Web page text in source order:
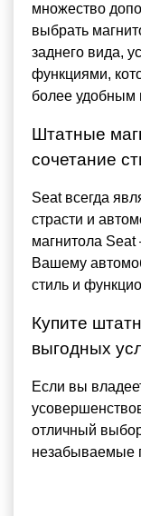
множество
выбрать
заднего вида,
функциями,
более удобным
Штатные
сочетание
Seat всегда
страсти и
магнитола
Вашему
стиль и
Купите
выгодных
Если вы
отличный
незабываемые